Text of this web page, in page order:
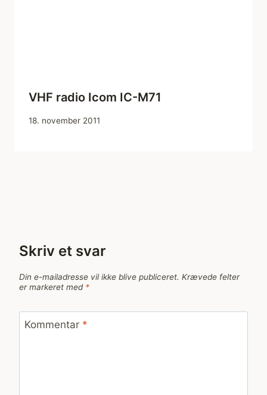
VHF radio Icom IC-M71
18. november 2011
Skriv et svar
Din e-mailadresse vil ikke blive publiceret. Krævede felter
er markeret med *
Kommentar *